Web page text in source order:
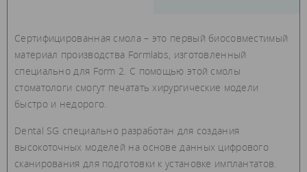
Сертифицированная смола – это первый биосовместимый
материал производства Formlabs, изготовленный
специально для Form 2. С помощью этой смолы
стоматологи смогут печатать хирургические модели
быстро и недорого.
Dental SG специально разработан для создания
высокоточных моделей на основе данных цифрового
сканирования для подготовки к установке имплантатов.